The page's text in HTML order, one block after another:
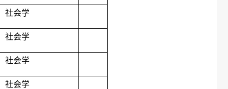
社会学
社会学
社会学
社会学